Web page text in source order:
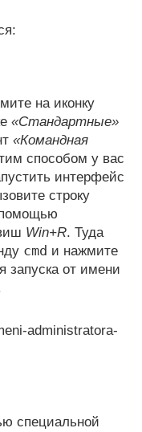
на иконку
«Стандартные»
«Командная
способом у вас
интерфейс
строку
Win+R. Туда
cmd и нажмите
запуска от имени
специальной